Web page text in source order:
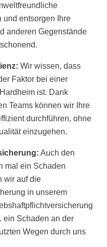
und entsorgen Ihre
anderen Gegenstände
Wir wissen, dass
Faktor bei einer
ist. Dank
Teams können wir Ihre
durchführen, ohne
einzugehen.
Auch den
mal ein Schaden
wir auf die
in unserem
ein Schaden an der
Wegen durch uns